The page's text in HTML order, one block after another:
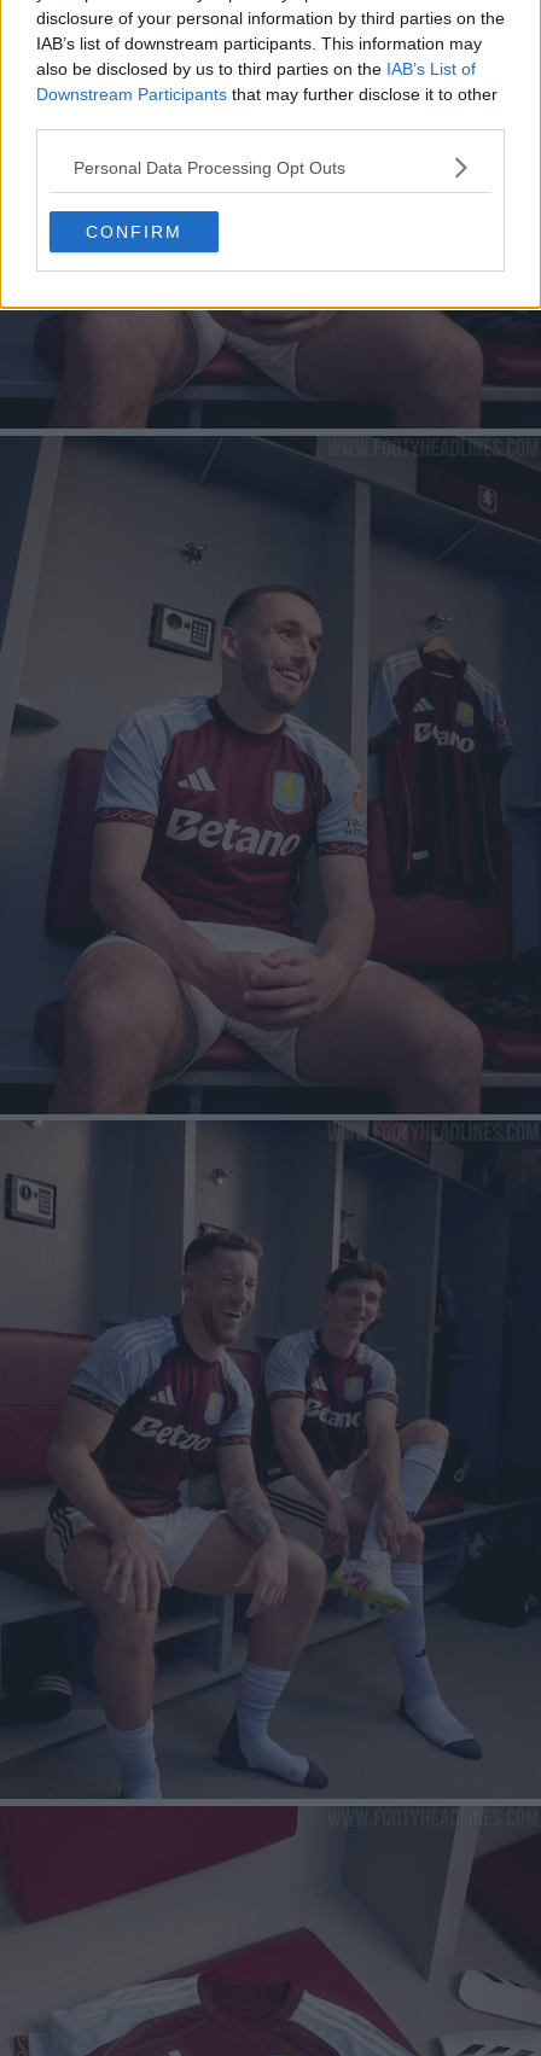
disclosure of your personal information by third parties on the
IAB’s list of downstream participants. This information may
also be disclosed by us to third parties on the IAB’s List of
Downstream Participants that may further disclose it to other
Personal Data Processing Opt Outs
CONFIRM